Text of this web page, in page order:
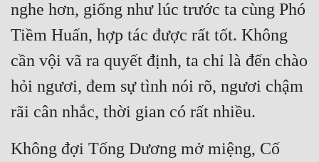
nghe hơn, giống như lúc trước ta cùng Phó
Tiềm Huấn, hợp tác được rất tốt. Không
cần vội vã ra quyết định, ta chỉ là đến chào
hỏi ngươi, đem sự tình nói rõ, ngươi chậm
rãi cân nhắc, thời gian có rất nhiều.
Không đợi Tống Dương mở miệng, Cố